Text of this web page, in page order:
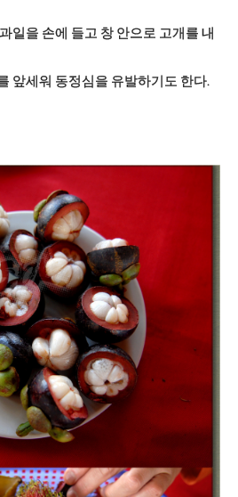
일을 손에 들고 창 안으로 고개를 내
앞세워 동정심을 유발하기도 한다.